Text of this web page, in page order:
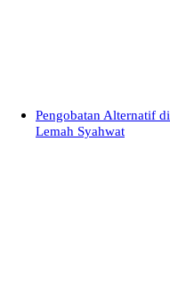
Pengobatan Alternatif
Lemah Syahwat